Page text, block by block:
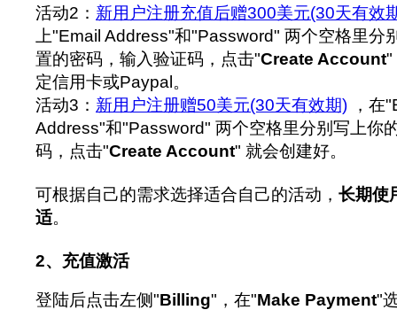
活动2： 新用户注册充值后赠300美元(30天有效
上"Email Address"和"Password" 两个空格里分
置的密码，输入验证码，点击"Create Account"
定信用卡或Paypal。
活动3： 新用户注册赠50美元(30天有效期) ，在
Address"和"Password" 两个空格里分别写上你
码，点击"Create Account" 就会创建好。
可根据自己的需求选择适合自己的活动， 长期使
适。
2、充值激活
登陆后点击左侧"Billing"，在"Make Payment"